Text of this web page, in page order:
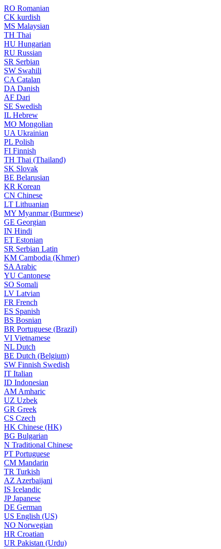
RO Romanian
CK kurdish
MS Malaysian
TH Thai
HU Hungarian
RU Russian
SR Serbian
SW Swahili
CA Catalan
DA Danish
AF Dari
SE Swedish
IL Hebrew
MO Mongolian
UA Ukrainian
PL Polish
FI Finnish
TH Thai (Thailand)
SK Slovak
BE Belarusian
KR Korean
CN Chinese
LT Lithuanian
MY Myanmar (Burmese)
GE Georgian
IN Hindi
ET Estonian
SR Serbian Latin
KM Cambodia (Khmer)
SA Arabic
YU Cantonese
SO Somali
LV Latvian
FR French
ES Spanish
BS Bosnian
BR Portuguese (Brazil)
VI Vietnamese
NL Dutch
BE Dutch (Belgium)
SW Finnish Swedish
IT Italian
ID Indonesian
AM Amharic
UZ Uzbek
GR Greek
CS Czech
HK Chinese (HK)
BG Bulgarian
N Traditional Chinese
PT Portuguese
CM Mandarin
TR Turkish
AZ Azerbaijani
IS Icelandic
JPJapanese
DE German
US English (US)
NO Norwegian
HR Croatian
UR Pakistan (Urdu)